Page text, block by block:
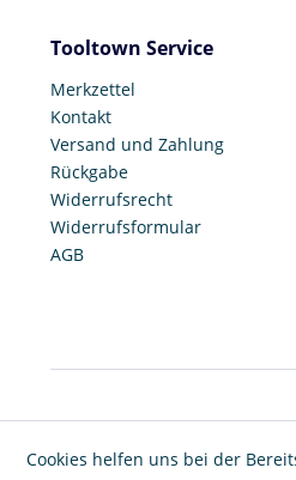
Tooltown Service
Merkzettel
Kontakt
Versand und Zahlung
Rückgabe
Widerrufsrecht
Widerrufsformular
AGB
Cookies helfen uns bei der